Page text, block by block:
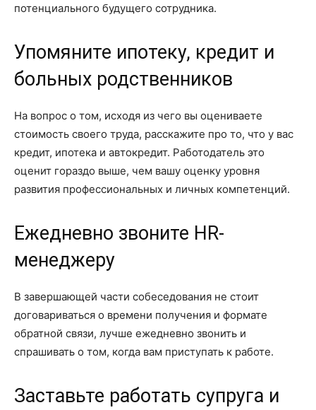
потенциального будущего сотрудника.
Упомяните ипотеку, кредит и
больных родственников
На вопрос о том, исходя из чего вы оцениваете
стоимость своего труда, расскажите про то, что у вас
кредит, ипотека и автокредит. Работодатель это
оценит гораздо выше, чем вашу оценку уровня
развития профессиональных и личных компетенций.
Ежедневно звоните HR-
менеджеру
В завершающей части собеседования не стоит
договариваться о времени получения и формате
обратной связи, лучше ежедневно звонить и
спрашивать о том, когда вам приступать к работе.
Заставьте работать супруга и